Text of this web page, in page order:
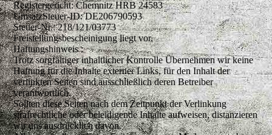
Registergericht: Chemnitz HRB 24583
UmsatzSteuer-ID: DE206790593
Steuer-Nr.: 218/121/03773
Freistellungsbescheinigung liegt vor.
Haftungshinweis :
Trotz sorgfältiger inhaltlicher Kontrolle Übernehmen wir keine
Haftung für die Inhalte externer Links, für den Inhalt der
verlinkten Seiten sind ausschließlich deren Betreiber
verantwortlich.
Sollten diese Seiten nach dem Zeitpunkt der Verlinkung
strafrechtliche oder beleidigende Inhalte aufweisen, distanzieren
wir uns ausdrücklich davon.